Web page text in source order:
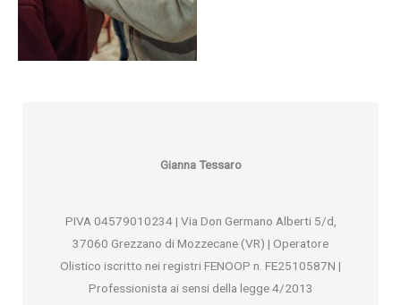
Gianna Tessaro
PIVA 04579010234 | Via Don Germano Alberti 5/d,
37060 Grezzano di Mozzecane (VR) | Operatore
Olistico iscritto nei registri FENOOP n. FE2510587N |
Professionista ai sensi della legge 4/2013